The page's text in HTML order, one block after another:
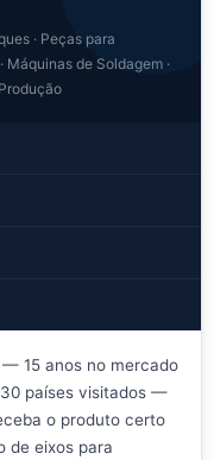
· Peças para
Máquinas de Soldagem ·
— 15 anos no mercado
países visitados —
o produto certo
de eixos para